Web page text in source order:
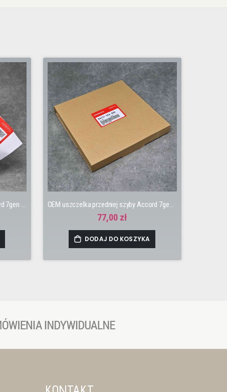
OEM poduszka silnika PRAWA Accord 7gen 03-08 K20A6, K20Z2, K24A3 OEM uszczelka przedniej szyby Accord 7gen 03-08
77,00 zł
DODAJ DO KOSZYKA